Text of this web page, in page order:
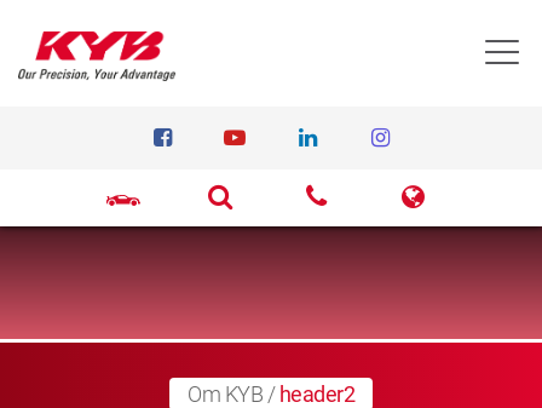
Om KYB / header2